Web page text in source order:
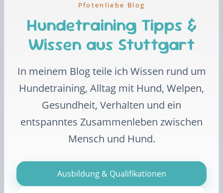
Pfotenliebe Blog
Hundetraining Tipps &
Wissen aus Stuttgart
In meinem Blog teile ich Wissen rund um
Hundetraining, Alltag mit Hund, Welpen,
Gesundheit, Verhalten und ein
entspanntes Zusammenleben zwischen
Mensch und Hund.
Ausbildung & Qualifikationen